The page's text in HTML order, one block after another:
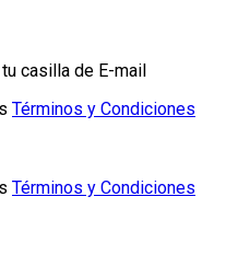
casilla de E-mail
Términos y Condiciones
Términos y Condiciones